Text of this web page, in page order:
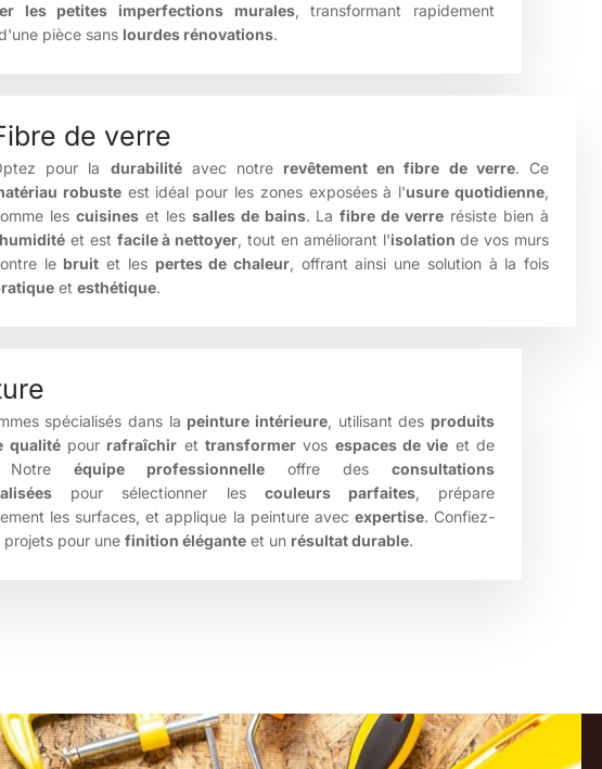
les petites imperfections murales, transformant rapidement
pièce sans lourdes rénovations.
de verre
pour la durabilitéavec notre revêtement en fibre de verre. Ce
robusteest idéal pour les zones exposées à l'usure quotidienne,
les cuisineset les salles de bains. Lafibre de verre résiste bien à
humidité et est facile à nettoyer, tout en améliorant l'isolation de vos murs
le bruit et les pertes de chaleur, offrant ainsi une solution à la fois
et esthétique.
spécialisés dans la peinture intérieure, utilisant des produits
qualitépour rafraîchir ettransformer vos espaces de vie et de
équipe professionnelle offre des consultations
pour sélectionner les couleurs parfaites, prépare
les surfaces, et applique la peinture avec expertise. Confiez-
projets pour une finition élégante et un résultat durable.